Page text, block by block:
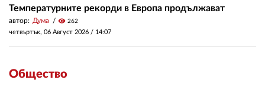
Температурните рекорди в Европа продължават
автор: Дума visibility 262
четвъртък, 06 Август 2026 / 14:07
Общество